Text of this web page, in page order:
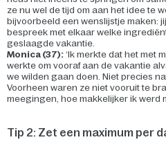
ze nu wel de tijd om aan het idee te
bijvoorbeeld een wenslijstje maken:
bespreek met elkaar welke
geslaagde vakantie.
Monica (37): ‘Ik merkte dat het met
werkte om vooraf aan de vakantie
we wilden gaan doen. Niet precies
Voorheen waren ze niet vooruit te
meegingen, hoe makkelijker ik werd
Tip 2: Zet een maximum per